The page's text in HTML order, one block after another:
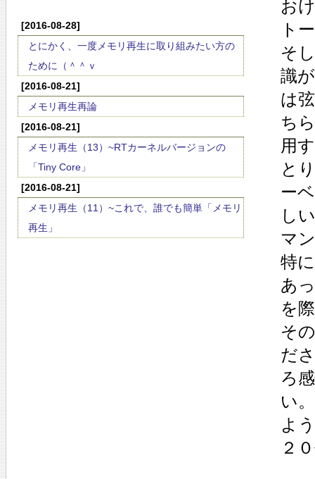
[2016-08-28]
とにかく、一度メモリ再生に取り組みたい方の
ために（＾＾ｖ
[2016-08-21]
メモリ再生再論
[2016-08-21]
メモリ再生（13）~RTカーネルバージョンの
「Tiny Core」
[2016-08-21]
メモリ再生（11）~これで、誰でも簡単「メモリ
再生」
お
ト
そ
識
は
ち
用
と
ー
し
マ
特
あ
を
そ
だ
ろ
い
よ
２